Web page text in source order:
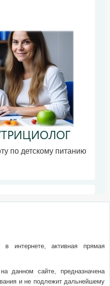
по детскому питанию
в интернете, активная прямая
данном сайте, предназначена
и не подлежит дальнейшему